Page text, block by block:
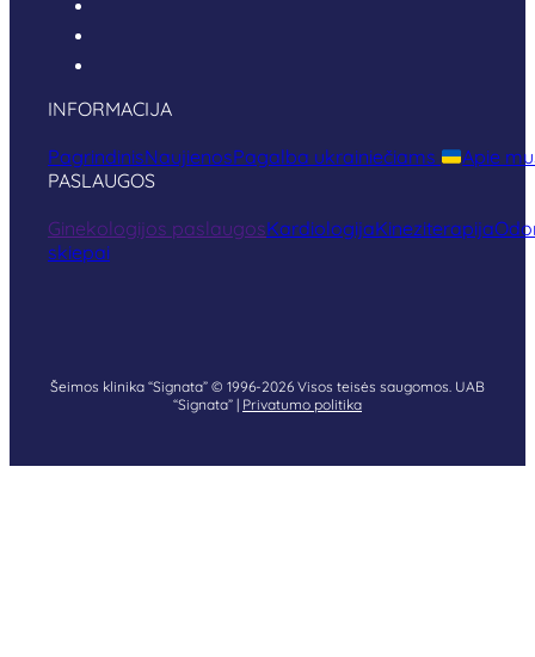
INFORMACIJA
PagrindinisNaujienosPagalba ukrainiečiams
Apie
PASLAUGOS
Ginekologijos paslaugosKardiologijaKineziterapija
skiepai
Šeimos klinika “Signata” © 1996-2026 Visos teisės saugomos. UAB
“Signata” | Privatumo politika